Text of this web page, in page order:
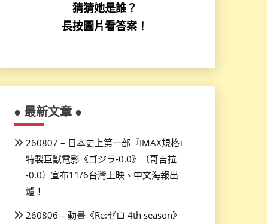
猜猜她是誰？
長按圖片看答案！
● 最新文章 ●
260807 – 日本史上第一部『IMAX規格』
特製巨獸電影《ゴジラ-0.0》（哥吉拉
-0.0）宣布11/6台灣上映、中文海報出
爐！
260806 – 動畫《Re:ゼロ 4th season》